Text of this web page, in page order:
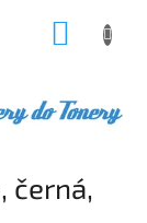
černá,